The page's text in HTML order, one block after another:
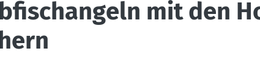
mit den